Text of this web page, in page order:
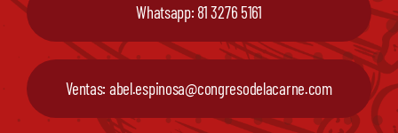
Whatsapp: 81 3276 5161
Ventas: abel.espinosa@congresodelacarne.com